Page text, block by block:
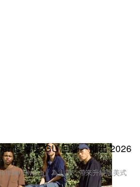
即將於洛杉磯開設最新
塗鴉！Diesel 2025 秋冬大秀以
攜手 GU 回歸 推出 2026
Riviera」為主題，帶來升級版美式